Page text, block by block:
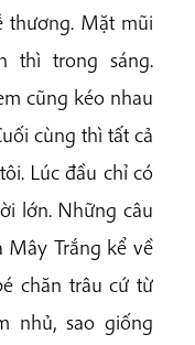
thương. Mặt mũi
thì trong sáng.
cũng kéo nhau
cùng thì tất cả
Lúc đầu chỉ có
lớn. Những câu
Mây Trắng kể về
chăn trâu cứ từ
nhủ, sao giống